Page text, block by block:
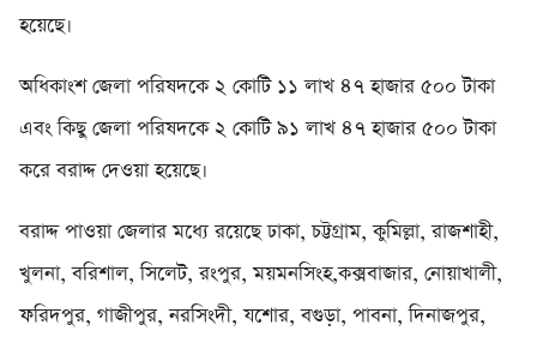
হয়েছে।
অধিকাংশ জেলা পরিষদকে ২ কোটি ১১ লাখ ৪৭ হাজার ৫০০ টাকা
এবং কিছু জেলা পরিষদকে ২ কোটি ৯১ লাখ ৪৭ হাজার ৫০০ টাকা
করে বরাদ্দ দেওয়া হয়েছে।
বরাদ্দ পাওয়া জেলার মধ্যে রয়েছে ঢাকা, চট্টগ্রাম, কুমিল্লা, রাজশাহী,
খুলনা, বরিশাল, সিলেট, রংপুর, ময়মনসিংহ,কক্সবাজার, নোয়াখালী,
ফরিদপুর, গাজীপুর, নরসিংদী, যশোর, বগুড়া, পাবনা, দিনাজপুর,